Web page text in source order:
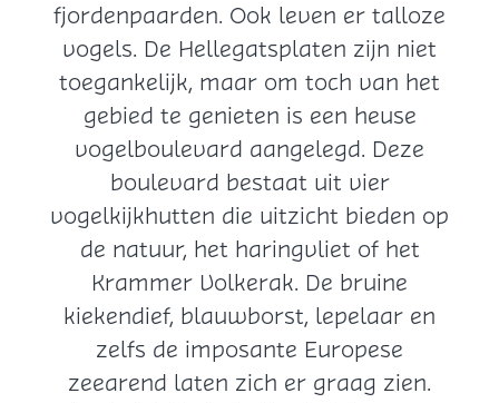
l
l
e
g
a
t
-
V
e
n
t
j
fjordenpaarden. Ook leven er talloze
vogels. De Hellegatsplaten zijn niet
toegankelijk, maar om toch van het
gebied te genieten is een heuse
vogelboulevard aangelegd. Deze
boulevard bestaat uit vier
vogelkijkhutten die uitzicht bieden op
de natuur, het haringvliet of het
Krammer Volkerak. De bruine
kiekendief, blauwborst, lepelaar en
zelfs de imposante Europese
zeearend laten zich er graag zien.